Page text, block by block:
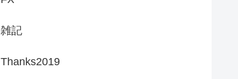
雑記
Thanks2019